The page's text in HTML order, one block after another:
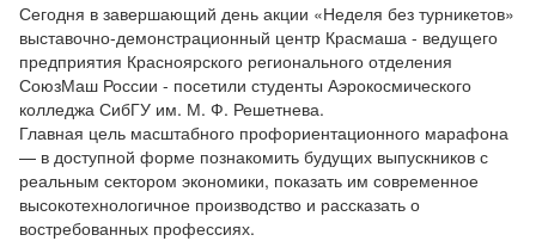
Сегодня в завершающий день акции «Неделя без турникетов»
выставочно-демонстрационный центр Красмаша - ведущего
предприятия Красноярского регионального отделения
СоюзМаш России - посетили студенты Аэрокосмического
колледжа СибГУ им. М. Ф. Решетнева.
Главная цель масштабного профориентационного марафона
— в доступной форме познакомить будущих выпускников с
реальным сектором экономики, показать им современное
высокотехнологичное производство и рассказать о
востребованных профессиях.